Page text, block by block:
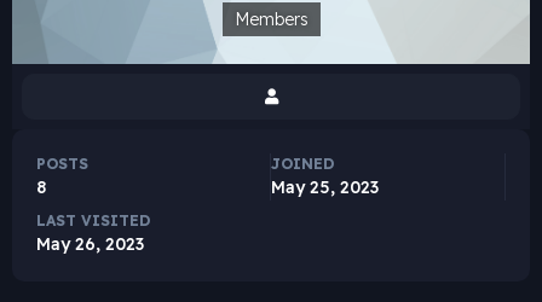
Members
POSTS
8
JOINED
May 25, 2023
LAST VISITED
May 26, 2023